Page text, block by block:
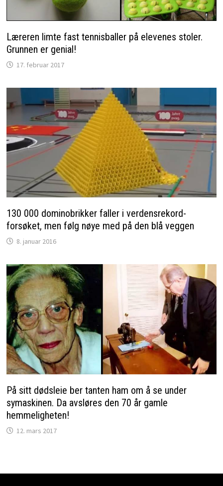
Læreren limte fast tennisballer på elevenes stoler.
Grunnen er genial!
17. februar 2017
130 000 dominobrikker faller i verdensrekord-
forsøket, men følg nøye med på den blå veggen
8. januar 2016
På sitt dødsleie ber tanten ham om å se under
symaskinen. Da avsløres den 70 år gamle
hemmeligheten!
12. mars 2017